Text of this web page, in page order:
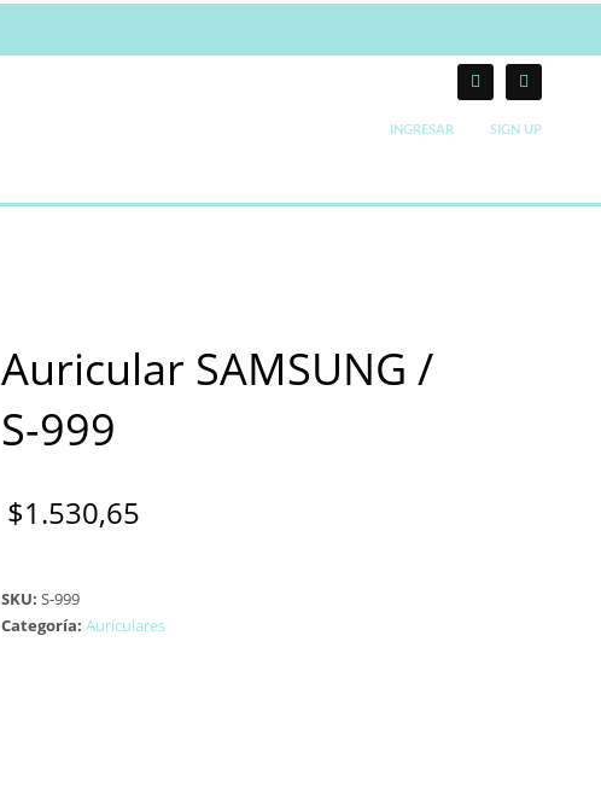
INGRESAR SIGN UP
Auricular SAMSUNG /
S-999
$1.530,65
SKU: S-999
Categoría: Auriculares